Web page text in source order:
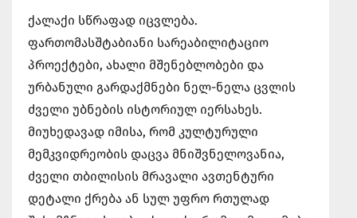
ქალაქი სწრაფად იცვლება.
ფართომასშტაბიანი სარეაბილიტაციო
პროექტები, ახალი მშენებლობები და
ურბანული გარდაქმნები ნელ-ნელა ცვლის
ძველი უბნების ისტორიულ იერსახეს.
მიუხედავად იმისა, რომ კულტურული
მემკვიდრეობის დაცვა მნიშვნელოვანია,
ძველი თბილისის მრავალი ავთენტური
დეტალი ქრება ან სულ უფრო რთულად